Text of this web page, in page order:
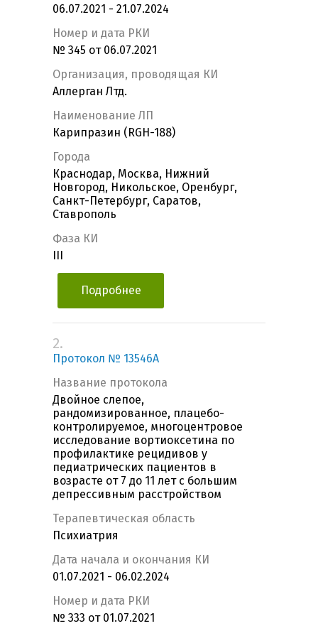
06.07.2021 - 21.07.2024
Номер и дата РКИ
№ 345 от 06.07.2021
Организация, проводящая КИ
Аллерган Лтд.
Наименование ЛП
Карипразин (RGH-188)
Города
Краснодар, Москва, Нижний
Новгород, Никольское, Оренбург,
Санкт-Петербург, Саратов,
Ставрополь
Фаза КИ
Подробнее
2.
Протокол № 13546А
Название протокола
Двойное слепое,
рандомизированное, плацебо-
контролируемое, многоцентровое
исследование вортиоксетина по
профилактике рецидивов у
педиатрических пациентов в
возрасте от 7 до 11 лет с большим
депрессивным расстройством
Терапевтическая область
Психиатрия
Дата начала и окончания КИ
01.07.2021 - 06.02.2024
Номер и дата РКИ
№ 333 от 01.07.2021